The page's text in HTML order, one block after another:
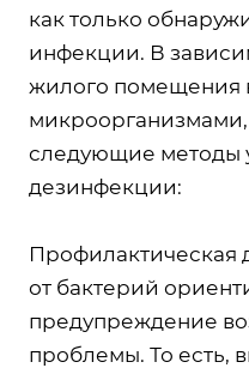
как только
инфекции. В
жилого помещения
следующие методы
дезинфекции:
Профилактическая
от бактерий
предупреждение
проблемы. То есть,